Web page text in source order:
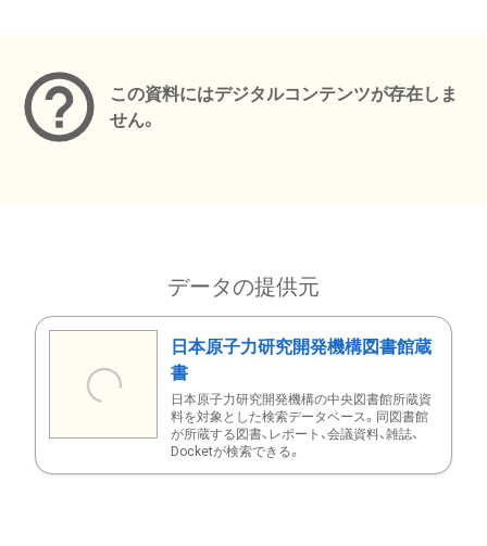
この資料にはデジタルコンテンツが存在しま
せん。
データの提供元
日本原子力研究開発機構図書館蔵
書
日本原子力研究開発機構の中央図書館所蔵資
料を対象とした検索データベース。同図書館
が所蔵する図書、レポート、会議資料、雑誌、
Docketが検索できる。